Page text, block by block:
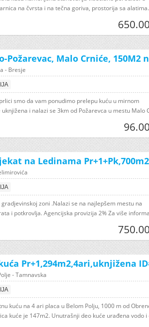
na čvrsta i na tečna goriva, prostorija sa
Malo Crniće, 150M2
- Bresje
smo da vam ponudimo prelepu kuću u mirnom
i nalazi se 3km od Požarevca u mestu Malo
na Ledinama
zoni .Nalazi se na najlepšem mestu na
i potkrovlja. Agencijska provizija 2% Za više
Pr+1,294m2,4ari,uknjižena
- Tamnavska
kuću na 4 ari placa u Belom Polju, 1000 m od
kuće je 147m2. Unutrašnji deo kuće urađena vodo i